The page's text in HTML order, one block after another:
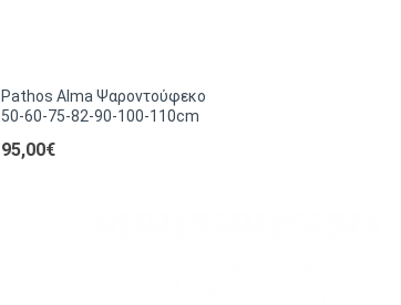
Pathos Alma Ψαροντούφεκο
50-60-75-82-90-100-110cm
95,00€